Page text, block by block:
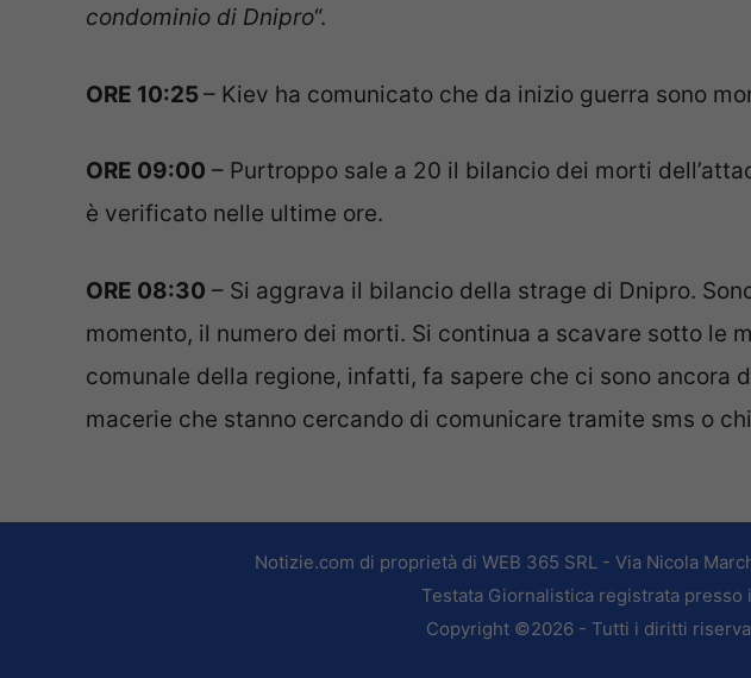
condominio di Dnipro“.
ORE 10:25– Kiev ha comunicato che da inizio guerra sono
ORE 09:00 – Purtroppo sale a 20 il bilancio dei morti
è verificato nelle ultime ore.
ORE 08:30 – Si aggrava il bilancio della strage di Dnipro.
momento, il numero dei morti. Si continua a scavare sotto le
comunale della regione, infatti, fa sapere che ci sono ancora
macerie che stanno cercando di comunicare tramite sms o
Notizie.com di proprietà di WEB 365 SRL - Via Nicola
Testata Giornalistica registrata presso
Copyright ©2026 - Tutti i diritti